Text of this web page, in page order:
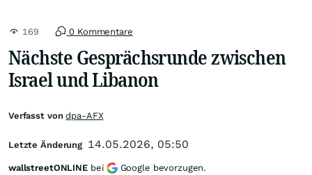
169 0 Kommentare
Nächste Gesprächsrunde zwischen
Israel und Libanon
Verfasst vondpa-AFX
Letzte Änderung 14.05.2026, 05:50
wallstreetONLINE bei Google bevorzugen.